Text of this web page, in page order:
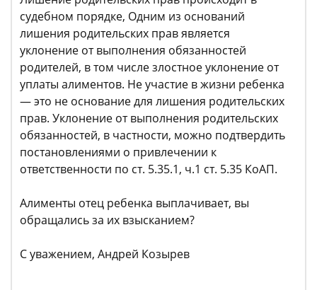
судебном порядке, Одним из оснований
лишения родительских прав является
уклонение от выполнения обязанностей
родителей, в том числе злостное уклонение от
уплаты алиментов. Не участие в жизни ребенка
— это не основание для лишения родительских
прав. Уклонение от выполнения родительских
обязанностей, в частности, можно подтвердить
постановлениями о привлечении к
ответственности по ст. 5.35.1, ч.1 ст. 5.35 КоАП.
Алименты отец ребенка выплачивает, вы
обращались за их взысканием?
С уважением, Андрей Козырев